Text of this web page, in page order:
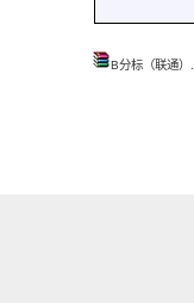
B分标（联通）